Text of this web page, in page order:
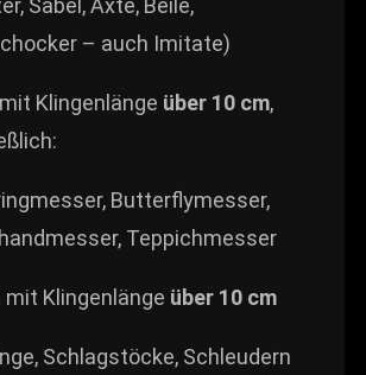
Säbel, Äxte, Beile,
– auch Imitate)
Klingenlänge über 10 cm,
Butterflymesser,
Teppichmesser
mit Klingenlänge über 10 cm
Schlagstöcke, Schleudern